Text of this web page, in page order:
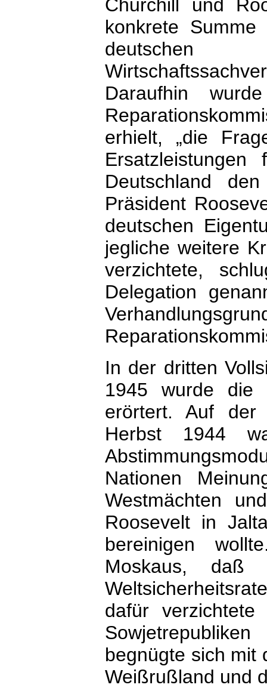
Churchill und
konkrete
deutschen
Daraufhin
erhielt, „die
Deutschland
Präsident
deutschen
jegliche weitere
verzichtete,
Delegation
In der dritten
1945 wurde die
erörtert. Auf der
Herbst 1944
Nationen
Westmächten
Roosevelt in
bereinigen
Moskaus, daß
dafür
begnügte sich mit
Weißrußland und